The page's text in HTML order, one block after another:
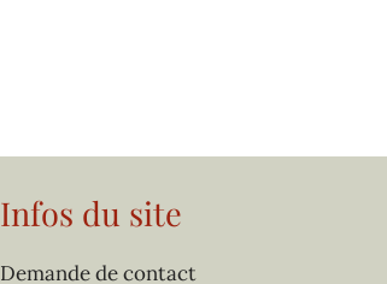
Infos du site
Demande de contact